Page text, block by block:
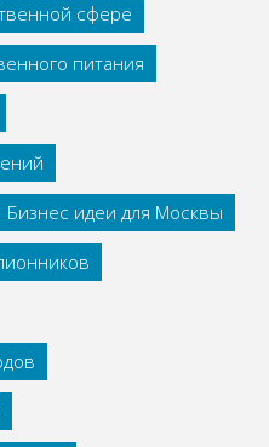
сфере
питания
Бизнес идеи для Москвы